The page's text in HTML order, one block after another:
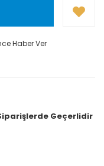
Haber Ver
Geçerlidir